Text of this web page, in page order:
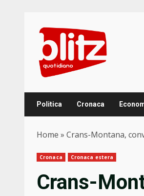
content
Politica Cronaca
Home » Crans-Montana,
Cronaca Cronaca estera
Crans-